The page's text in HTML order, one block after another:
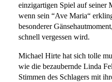
einzigartigen Spiel auf seiner
wenn sein “Ave Maria“
besonderer
schnell vergessen wird.
Michael Hirte hat sich tolle
wie die bezaubernde Linda
Stimmen des Schlagers mit